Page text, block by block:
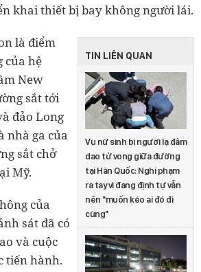
khai thiết bị bay không người lái.
TIN LIÊN QUAN
Vụ nữ sinh bị người lạ đâm
dao tử vong giữa đường
tại Hàn Quốc: Nghi phạm
ra tay vì đang định tự vẫn
nên "muốn kéo ai đó đi
cùng"
là điểm
của hệ
New
sắt tới
đảo Long
nhà ga của
sắt chở
Mỹ.
của
sát đã có
và cuộc
tiến hành.